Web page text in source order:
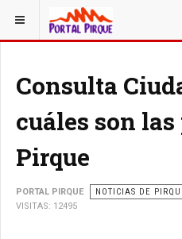
ESTÁ AQUÍ: NOTICIAS
Consulta
cuáles son
Pirque
PORTAL PIRQUE NOTICIAS DE
VISITAS: 12495